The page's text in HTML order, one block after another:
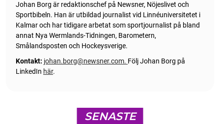
Johan Borg är redaktionschef på Newsner, Nöjeslivet och
Sportbibeln. Han är utbildad journalist vid Linnéuniversitetet i
Kalmar och har tidigare arbetat som sportjournalist på bland
annat Nya Wermlands-Tidningen, Barometern,
Smålandsposten och Hockeysverige.
Kontakt: johan.borg@newsner.com. Följ Johan Borg på
LinkedIn här.
SENASTE